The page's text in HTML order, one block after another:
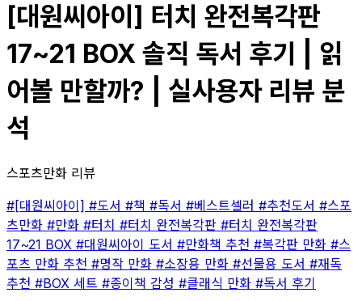
[대원씨아이] 터치 완전복각판
17~21 BOX 솔직 독서 후기 | 읽
어볼 만할까? | 실사용자 리뷰 분
석
스포츠만화 리뷰
#[대원씨아이] #도서 #책 #독서 #베스트셀러 #추천도서 #스포
츠만화 #만화 #터치 #터치 완전복각판 #터치 완전복각판
17~21 BOX #대원씨아이 도서 #만화책 추천 #복각판 만화 #스
포츠 만화 추천 #명작 만화 #소장용 만화 #선물용 도서 #재독
추천 #BOX 세트 #종이책 감성 #클래식 만화 #독서 후기